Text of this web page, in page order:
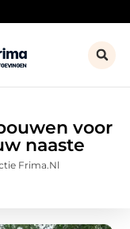
voor
naaste
Frima.nl